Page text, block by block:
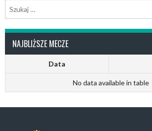
NAJBLIŻSZE MECZE
Data
No data available in table